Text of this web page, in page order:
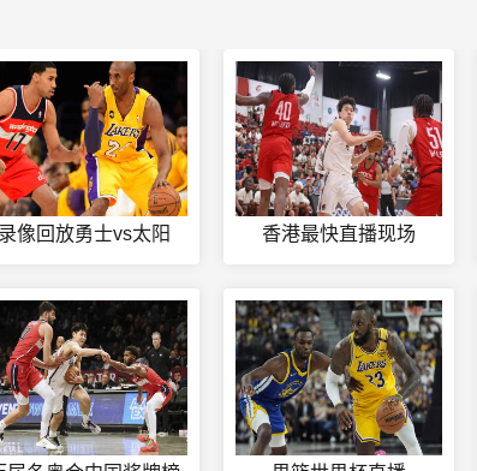
录像回放勇士vs太阳 香港最快直播现场